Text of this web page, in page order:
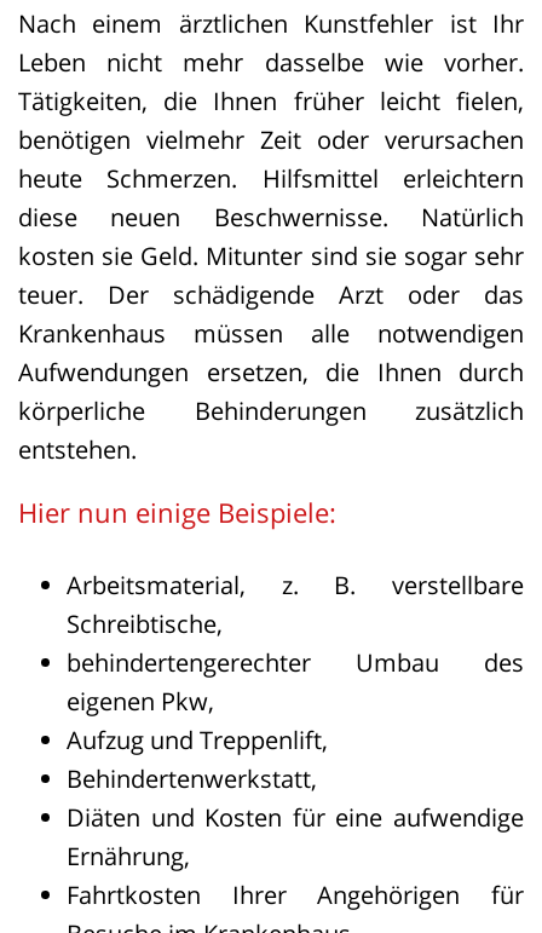
Nach einem ärztlichen Kunstfehler ist Ihr
Leben nicht mehr dasselbe wie vorher.
Tätigkeiten, die Ihnen früher leicht fielen,
benötigen vielmehr Zeit oder verursachen
heute Schmerzen. Hilfsmittel erleichtern
diese neuen Beschwernisse. Natürlich
kosten sie Geld. Mitunter sind sie sogar sehr
teuer. Der schädigende Arzt oder das
Krankenhaus müssen alle notwendigen
Aufwendungen ersetzen, die Ihnen durch
körperliche Behinderungen zusätzlich
entstehen.
Hier nun einige Beispiele:
Arbeitsmaterial, z. B. verstellbare
Schreibtische,
behindertengerechter Umbau des
eigenen Pkw,
Aufzug und Treppenlift,
Behindertenwerkstatt,
Diäten und Kosten für eine aufwendige
Ernährung,
Fahrtkosten Ihrer Angehörigen für